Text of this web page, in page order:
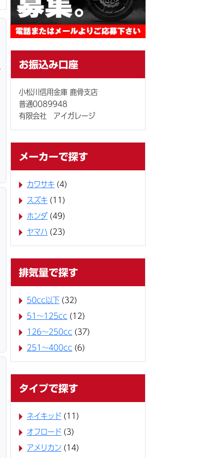
お振込み口座
小松川信用金庫 鹿骨支店
普通0089948
有限会社 アイガレージ
メーカーで探す
カワサキ (4)
スズキ (11)
ホンダ (49)
ヤマハ (23)
排気量で探す
50cc以下 (32)
51～125cc (12)
126～250cc (37)
251～400cc (6)
タイプで探す
ネイキッド (11)
オフロード (3)
アメリカン (14)